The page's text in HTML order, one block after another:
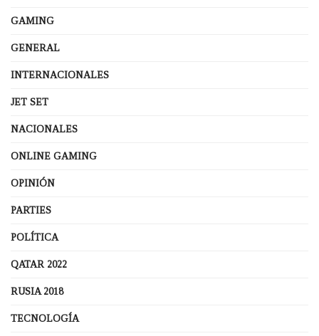
GAMING
GENERAL
INTERNACIONALES
JET SET
NACIONALES
ONLINE GAMING
OPINIÓN
PARTIES
POLÍTICA
QATAR 2022
RUSIA 2018
TECNOLOGÍA